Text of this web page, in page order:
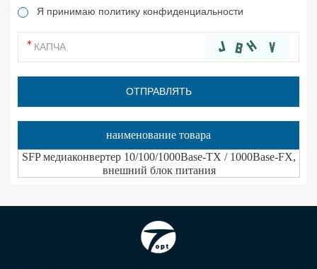
Я принимаю политику конфиденциальности
наименование товара
SFP медиаконвертер 10/100/1000Base-TX / 1000Base-FX,
внешний блок питания